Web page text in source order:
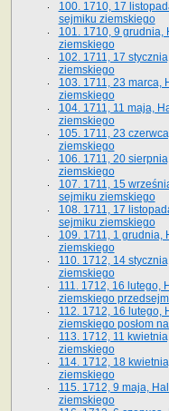
100. 1710, 17
sejmiku ziemskiego
101. 1710, 9 grudnia,
ziemskiego
102. 1711, 17
ziemskiego
103. 1711, 23 marca,
ziemskiego
104. 1711, 11 maja,
ziemskiego
105. 1711, 23
ziemskiego
106. 1711, 20
ziemskiego
107. 1711, 15
sejmiku ziemskiego
108. 1711, 17
sejmiku ziemskiego
109. 1711, 1 grudnia,
ziemskiego
110. 1712, 14
ziemskiego
111. 1712, 16 lutego,
ziemskiego
112. 1712, 16 lutego,
ziemskiego posłom
113. 1712, 11
ziemskiego
114. 1712, 18
ziemskiego
115. 1712, 9 maja,
ziemskiego